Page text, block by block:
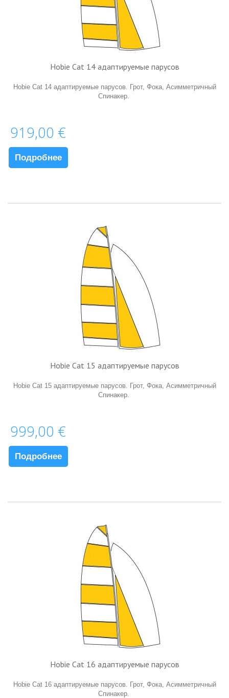
Hobie Cat 14 адаптируемые парусов
Hobie Cat 14 адаптируемые парусов. Грот, Фока, Aсимметричный
Спинакер.
919,00 €
Подробнее
Hobie Cat 15 адаптируемые парусов
Hobie Cat 15 адаптируемые парусов. Грот, Фока, Aсимметричный
Спинакер.
999,00 €
Подробнее
Hobie Cat 16 адаптируемые парусов
Hobie Cat 16 адаптируемые парусов. Грот, Фока, Aсимметричный
Спинакер.